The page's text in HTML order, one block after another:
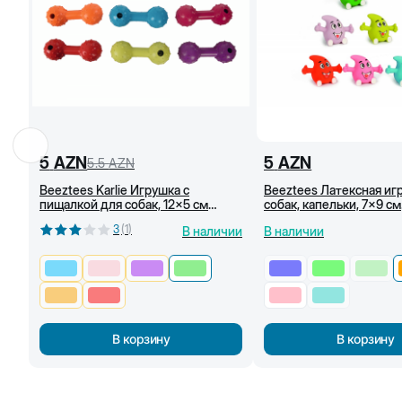
5 AZN5.5 AZN
Beeztees Karlie Игрушка с
пищалкой для собак, 12x5 см
3 (1) В наличии
В корзину
5 AZN
Beeztees Латексная
собак, капельки, 7x9 см
В наличии
В корзину